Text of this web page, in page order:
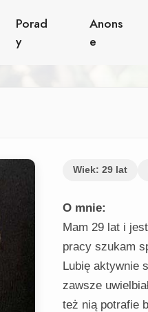
Porad
y
Anons
e
Wiek: 29 lat
O mnie:
Mam 29 lat i
pracy szukam
Lubię aktywnie
zawsze
też nią potrafie